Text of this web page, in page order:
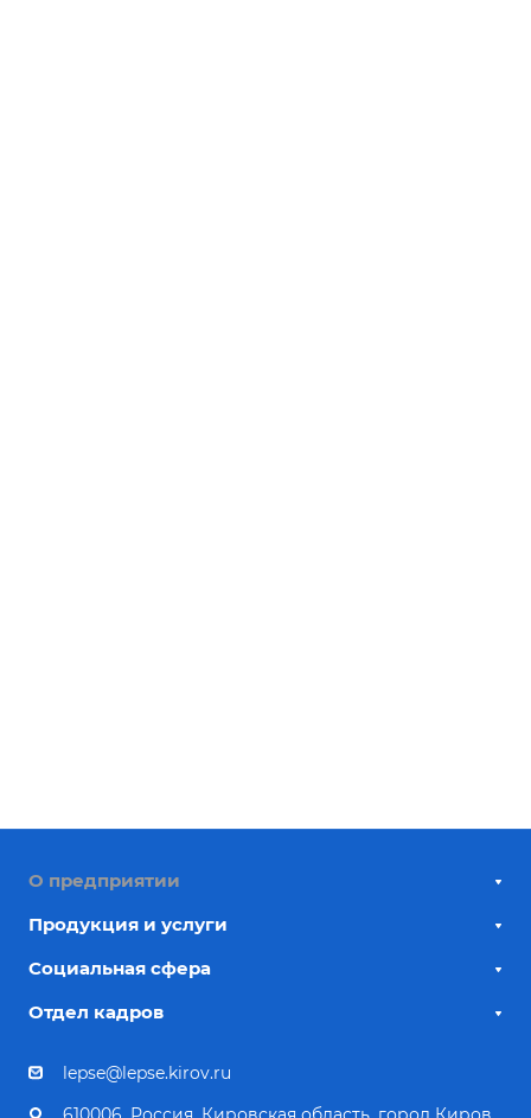
О предприятии
Продукция и услуги
Социальная сфера
Отдел кадров
lepse@lepse.kirov.ru